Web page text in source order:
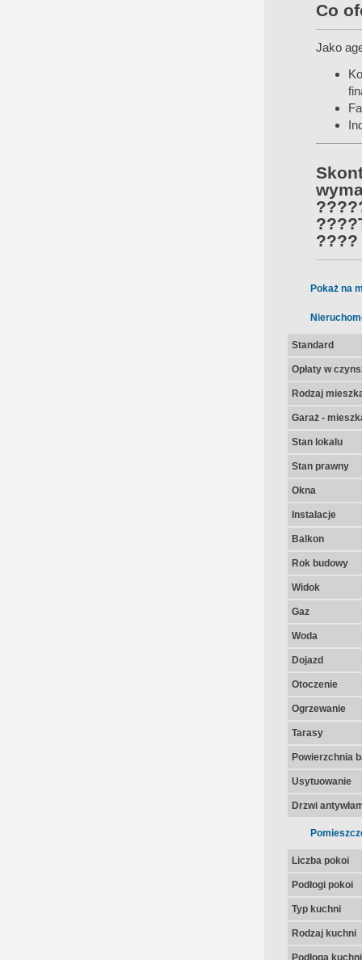
Co
Jako
????
????
Pokaż na
Standard
Opłaty w
Rodzaj
Garaż -
Stan lokalu
Stan prawny
Okna
Instalacje
Balkon
Rok budowy
Widok
Gaz
Woda
Dojazd
Otoczenie
Ogrzewanie
Tarasy
Powierzchnia
Usytuowanie
Drzwi
Liczba pokoi
Podłogi pokoi
Typ kuchni
Rodzaj kuchni
Podłoga kuchni